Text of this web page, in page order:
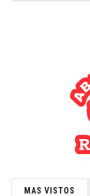
MAS VISTOS